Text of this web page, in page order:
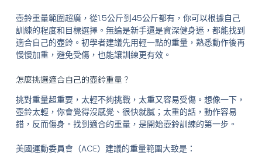
壺鈴重量範圍超廣，從1.5公斤到45公斤都有，你可以根據自己
訓練的程度和目標選擇。無論是新手還是資深健身迷，都能找到
適合自己的壺鈴。初學者建議先用輕一點的重量，熟悉動作後再
慢慢加重，避免受傷，也能讓訓練更有效。
怎麼挑選適合自己的壺鈴重量？
挑對重量超重要，太輕不夠挑戰，太重又容易受傷。想像一下，
壺鈴太輕，你會覺得沒感覺、很快就膩；太重的話，動作容易
錯，反而傷身。找到適合的重量，是開始壺鈴訓練的第一步。
美國運動委員會（ACE）建議的重量範圍大致是：